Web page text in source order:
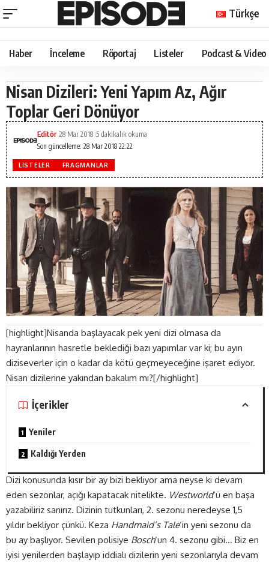
Türkçe
Haber İnceleme Röportaj Listeler Podcast & Video
Nisan Dizileri: Yeni Yapım Az, Ağır
Toplar Geri Dönüyor
Son güncelleme: 28 Mar 2018 22:22
Editör 28 Mar 2018 5 dakikalık okuma
LISTELER FRAGMANLAR
[highlight]Nisanda başlayacak pek yeni dizi olmasa da
hayranlarının hasretle beklediği bazı yapımlar var ki; bu ayın
diziseverler için o kadar da kötü geçmeyeceğine işaret ediyor.
Nisan dizilerine yakından bakalım mı?[/highlight]
İçerikler
Yeniler
Kaldığı Yerden
Dizi konusunda kısır bir ay bizi bekliyor ama neyse ki devam
eden sezonlar, açığı kapatacak nitelikte. Westworld‘ü en başa
yazabiliriz sanırız. Dizinin tutkunları, 2. sezonu neredeyse 1,5
yıldır bekliyor çünkü. Keza Handmaid’s Tale‘in yeni sezonu da
bu ay başlıyor. Sevilen polisiye Bosch‘un 4. sezonu gibi… Biz en
iyisi yenilerden başlayıp iddialı dizilerin yeni sezonlarıyla devam